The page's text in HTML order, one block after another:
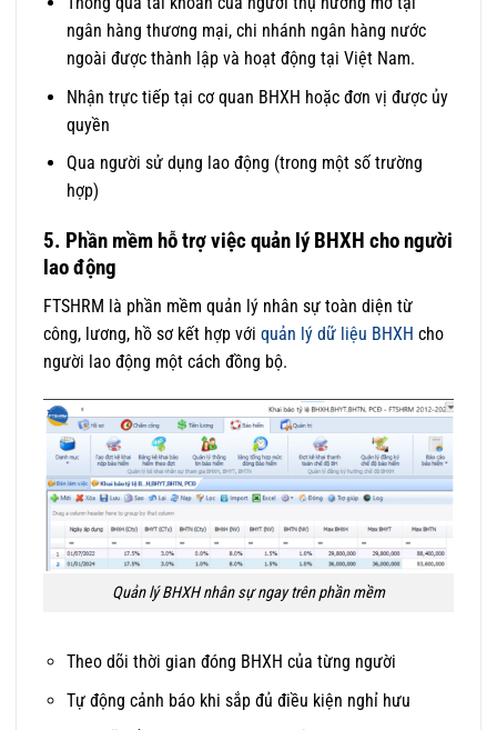
ngân hàng thương mại, chi nhánh ngân hàng nước
ngoài được thành lập và hoạt động tại Việt Nam.
Nhận trực tiếp tại cơ quan BHXH hoặc đơn vị được ủy
quyền
Qua người sử dụng lao động (trong một số trường
hợp)
5. Phần mềm hỗ trợ việc quản lý BHXH cho người
lao động
FTSHRM là phần mềm quản lý nhân sự toàn diện từ
công, lương, hồ sơ kết hợp với quản lý dữ liệu BHXH cho
người lao động một cách đồng bộ.
Quản lý BHXH nhân sự ngay trên phần mềm
Theo dõi thời gian đóng BHXH của từng người
Tự động cảnh báo khi sắp đủ điều kiện nghỉ hưu